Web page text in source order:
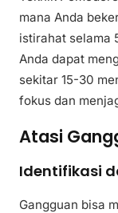
mana Anda
istirahat selama
Anda dapat
sekitar 15-30
fokus dan
Atasi
Identifikasi
Gangguan bisa